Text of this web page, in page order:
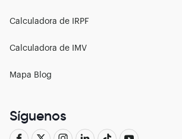
Calculadora de IRPF
Calculadora de IMV
Mapa Blog
Síguenos